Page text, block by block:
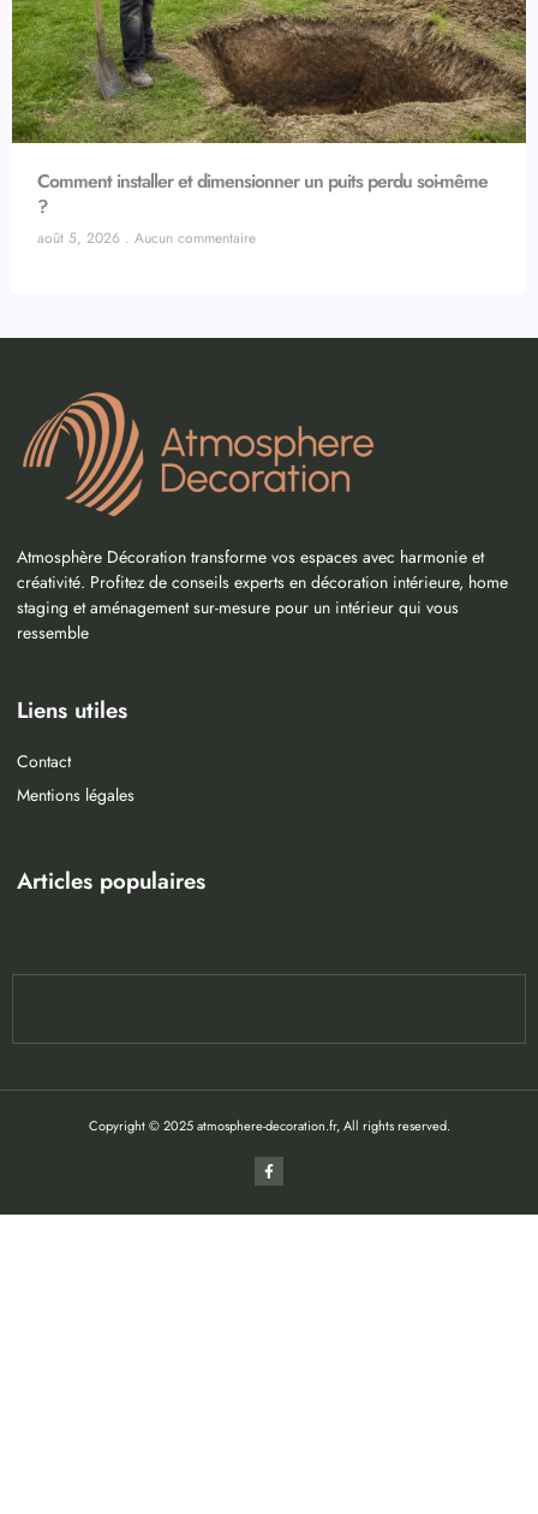
Comment installer et dimensionner un puits perdu soi-même
?
août 5, 2026 Aucun commentaire
Atmosphère Décoration transforme vos espaces avec harmonie et
créativité. Profitez de conseils experts en décoration intérieure, home
staging et aménagement sur-mesure pour un intérieur qui vous
ressemble
Liens utiles
Contact
Mentions légales
Articles populaires
Copyright © 2025 atmosphere-decoration.fr, All rights reserved.